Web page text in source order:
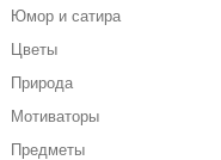
Юмор и сатира
Цветы
Природа
Мотиваторы
Предметы